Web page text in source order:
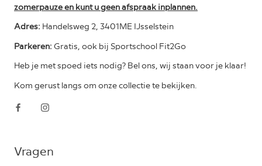
zomerpauze en kunt u geen afspraak inplannen.
Adres: Handelsweg 2, 3401ME IJsselstein
Parkeren: Gratis, ook bij Sportschool Fit2Go
Heb je met spoed iets nodig? Bel ons, wij staan voor je klaar!
Kom gerust langs om onze collectie te bekijken.
Vragen